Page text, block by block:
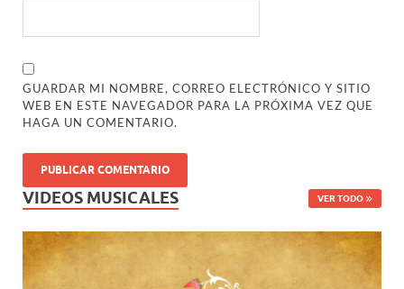
GUARDAR MI NOMBRE, CORREO ELECTRÓNICO Y SITIO
WEB EN ESTE NAVEGADOR PARA LA PRÓXIMA VEZ QUE
HAGA UN COMENTARIO.
VIDEOS MUSICALES VER TODO